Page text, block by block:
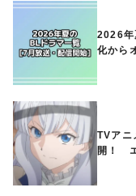
2026年
化から
TVアニ
開！